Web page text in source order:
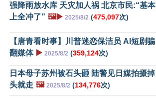
强降雨放水库 天灾加人祸 北京市民:“基本
上全冲了” 🖼️▶️ 2025/8/2 (475,097次)
【唐青看时事】川普迷恋保洁员 AI短剧骗
翻媒体 ▶️ 2025/8/2 (359,124次)
日本母子苏州被石头砸 陆警见日媒拍摄掉
头就走 🖼️ 2025/8/2 (134,776次)